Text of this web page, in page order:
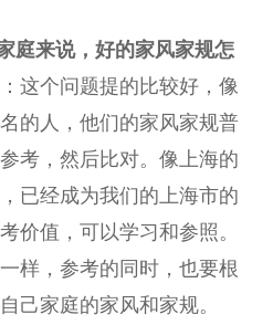
庭来说，好的家风家规怎
这个问题提的比较好，像
的人，他们的家风家规普
考，然后比对。像上海的
已经成为我们的上海市的
价值，可以学习和参照。
样，参考的同时，也要根
己家庭的家风和家规。